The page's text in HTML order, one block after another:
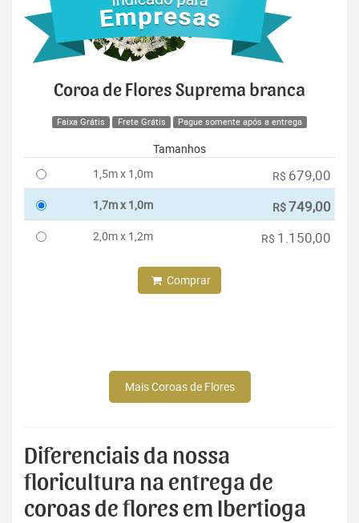
Coroa de Flores Suprema branca
Faixa Grátis Frete Grátis Pague somente após a entrega
Tamanhos
1,5m x 1,0m
R$ 679,00
1,7m x 1,0m R$749,00
2,0m x 1,2m R$ 1.150,00
Comprar
Mais Coroas de Flores
Diferenciais da nossa
floricultura na entrega de
coroas de flores em Ibertioga